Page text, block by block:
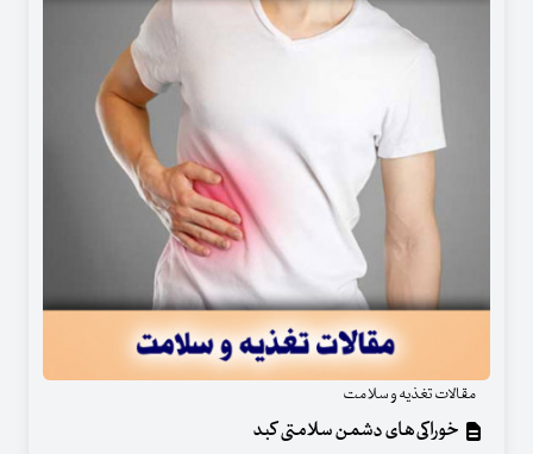
مقالات تغذیه و سلامت
خوراکی‌های دشمن سلامتی کبد